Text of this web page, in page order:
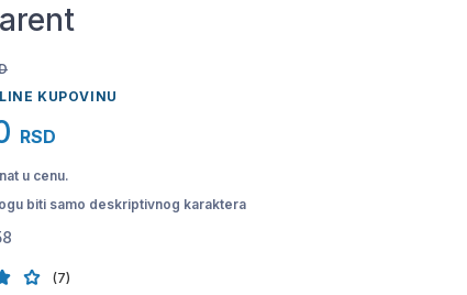
KUPOVINU
RSD
u cenu.
biti samo deskriptivnog karaktera
(7)